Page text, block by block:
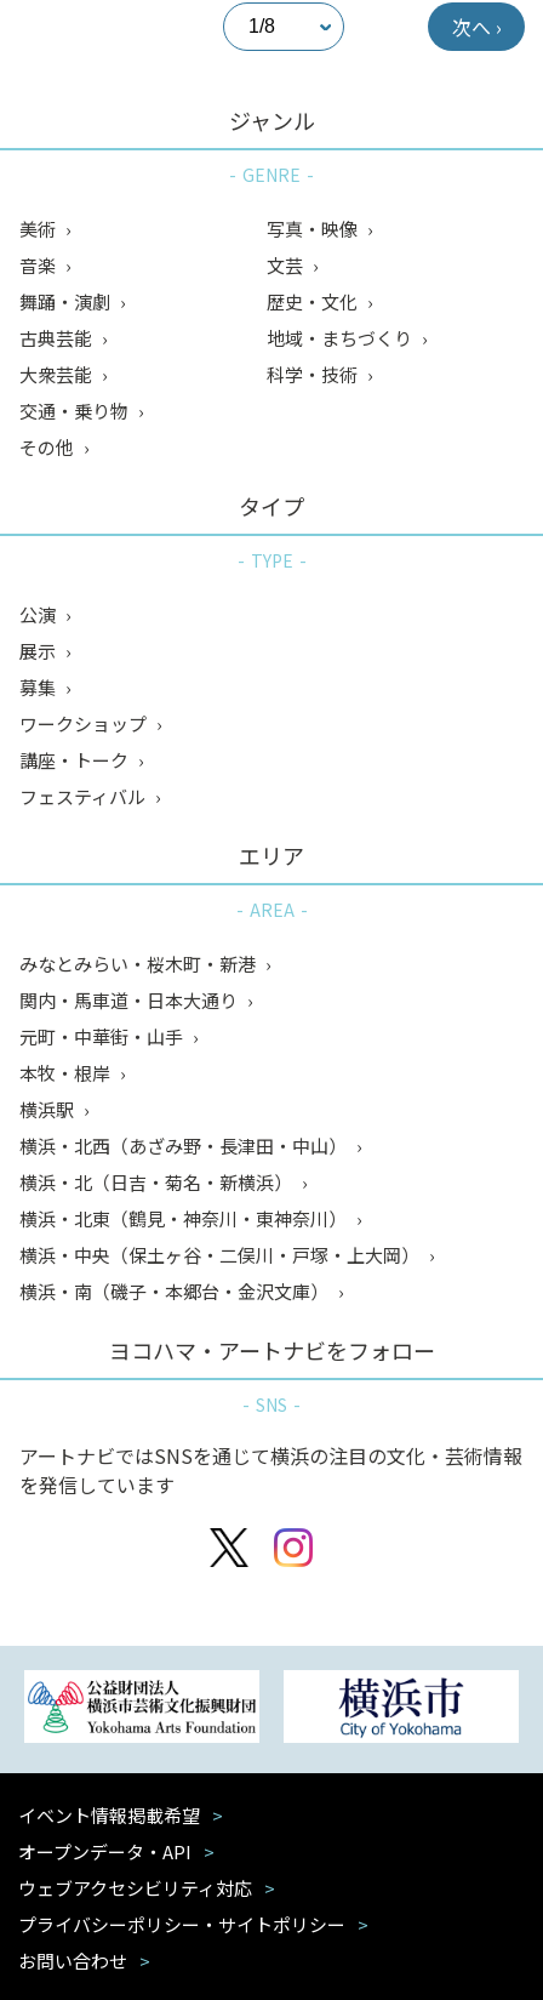
次へ ›
ジャンル
GENRE
美術
音楽
舞踊・演劇
古典芸能
大衆芸能
写真・映像
文芸
歴史・文化
地域・まちづくり
科学・技術
交通・乗り物
その他
タイプ
TYPE
公演
展示
募集
ワークショップ
講座・トーク
フェスティバル
エリア
AREA
みなとみらい・桜木町・新港
関内・馬車道・日本大通り
元町・中華街・山手
本牧・根岸
横浜駅
横浜・北西（あざみ野・長津田・中山）
横浜・北（日吉・菊名・新横浜）
横浜・北東（鶴見・神奈川・東神奈川）
横浜・中央（保土ヶ谷・二俣川・戸塚・上大岡）
横浜・南（磯子・本郷台・金沢文庫）
ヨコハマ・アートナビをフォロー
SNS
アートナビではSNSを通じて横浜の注目の文化・芸術情報
を発信しています
イベント情報掲載希望
オープンデータ・API
ウェブアクセシビリティ対応
プライバシーポリシー・サイトポリシー
お問い合わせ